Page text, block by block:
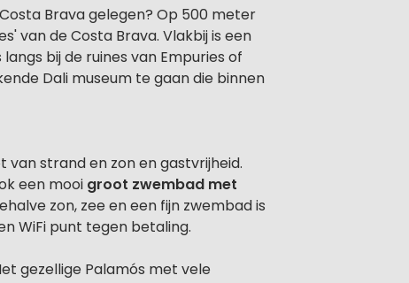
Brava gelegen? Op 500 meter
van de Costa Brava. Vlakbij is een
bij de ruines van Empuries of
Dali museum te gaan die binnen
van strand en zon en gastvrijheid.
een mooi groot zwembad met
zon, zee en een fijn zwembad is
WiFi punt tegen betaling.
gezellige Palamós met vele